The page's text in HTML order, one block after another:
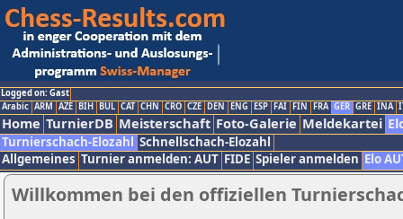
Logged on: Gast
Arabic ARM AZE BIH BUL CAT CHN CRO CZE DEN ENG ESP FAI FIN FRA GER GRE INA
Home TurnierDB Meisterschaft Foto-Galerie Meldekartei
Turnierschach-Elozahl Schnellschach-Elozahl
Allgemeines Turnier anmelden: AUT FIDE Spieler anmelden Elo
Willkommen bei den offiziellen